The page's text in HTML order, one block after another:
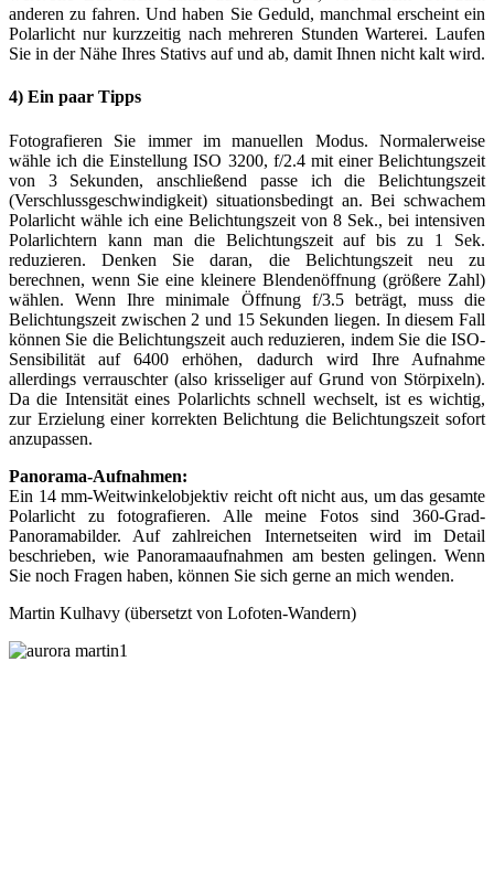
anderen zu fahren. Und haben Sie Geduld, manchmal erscheint ein
Polarlicht nur kurzzeitig nach mehreren Stunden Warterei. Laufen
Sie in der Nähe Ihres Stativs auf und ab, damit Ihnen nicht kalt wird.
4) Ein paar Tipps
Fotografieren Sie immer im manuellen Modus. Normalerweise
wähle ich die Einstellung ISO 3200, f/2.4 mit einer Belichtungszeit
von 3 Sekunden, anschließend passe ich die Belichtungszeit
(Verschlussgeschwindigkeit) situationsbedingt an. Bei schwachem
Polarlicht wähle ich eine Belichtungszeit von 8 Sek., bei intensiven
Polarlichtern kann man die Belichtungszeit auf bis zu 1 Sek.
reduzieren. Denken Sie daran, die Belichtungszeit neu zu
berechnen, wenn Sie eine kleinere Blendenöffnung (größere Zahl)
wählen. Wenn Ihre minimale Öffnung f/3.5 beträgt, muss die
Belichtungszeit zwischen 2 und 15 Sekunden liegen. In diesem Fall
können Sie die Belichtungszeit auch reduzieren, indem Sie die ISO-
Sensibilität auf 6400 erhöhen, dadurch wird Ihre Aufnahme
allerdings verrauschter (also krisseliger auf Grund von Störpixeln).
Da die Intensität eines Polarlichts schnell wechselt, ist es wichtig,
zur Erzielung einer korrekten Belichtung die Belichtungszeit sofort
anzupassen.
Panorama-Aufnahmen:
Ein 14 mm-Weitwinkelobjektiv reicht oft nicht aus, um das gesamte
Polarlicht zu fotografieren. Alle meine Fotos sind 360-Grad-
Panoramabilder. Auf zahlreichen Internetseiten wird im Detail
beschrieben, wie Panoramaaufnahmen am besten gelingen. Wenn
Sie noch Fragen haben, können Sie sich gerne an mich wenden.
Martin Kulhavy (übersetzt von Lofoten-Wandern)